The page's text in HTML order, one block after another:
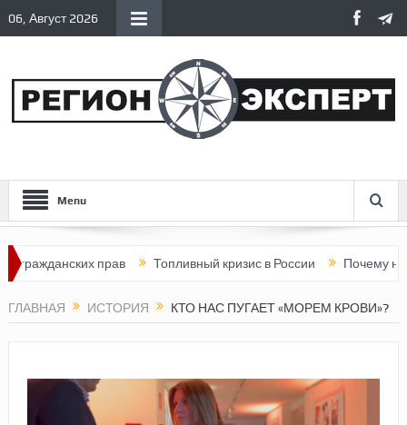
06, Август 2026
Menu
прав Топливный кризис в России Почему
ГЛАВНАЯ ИСТОРИЯ КТО НАС ПУГАЕТ «МОРЕМ КРОВИ»?